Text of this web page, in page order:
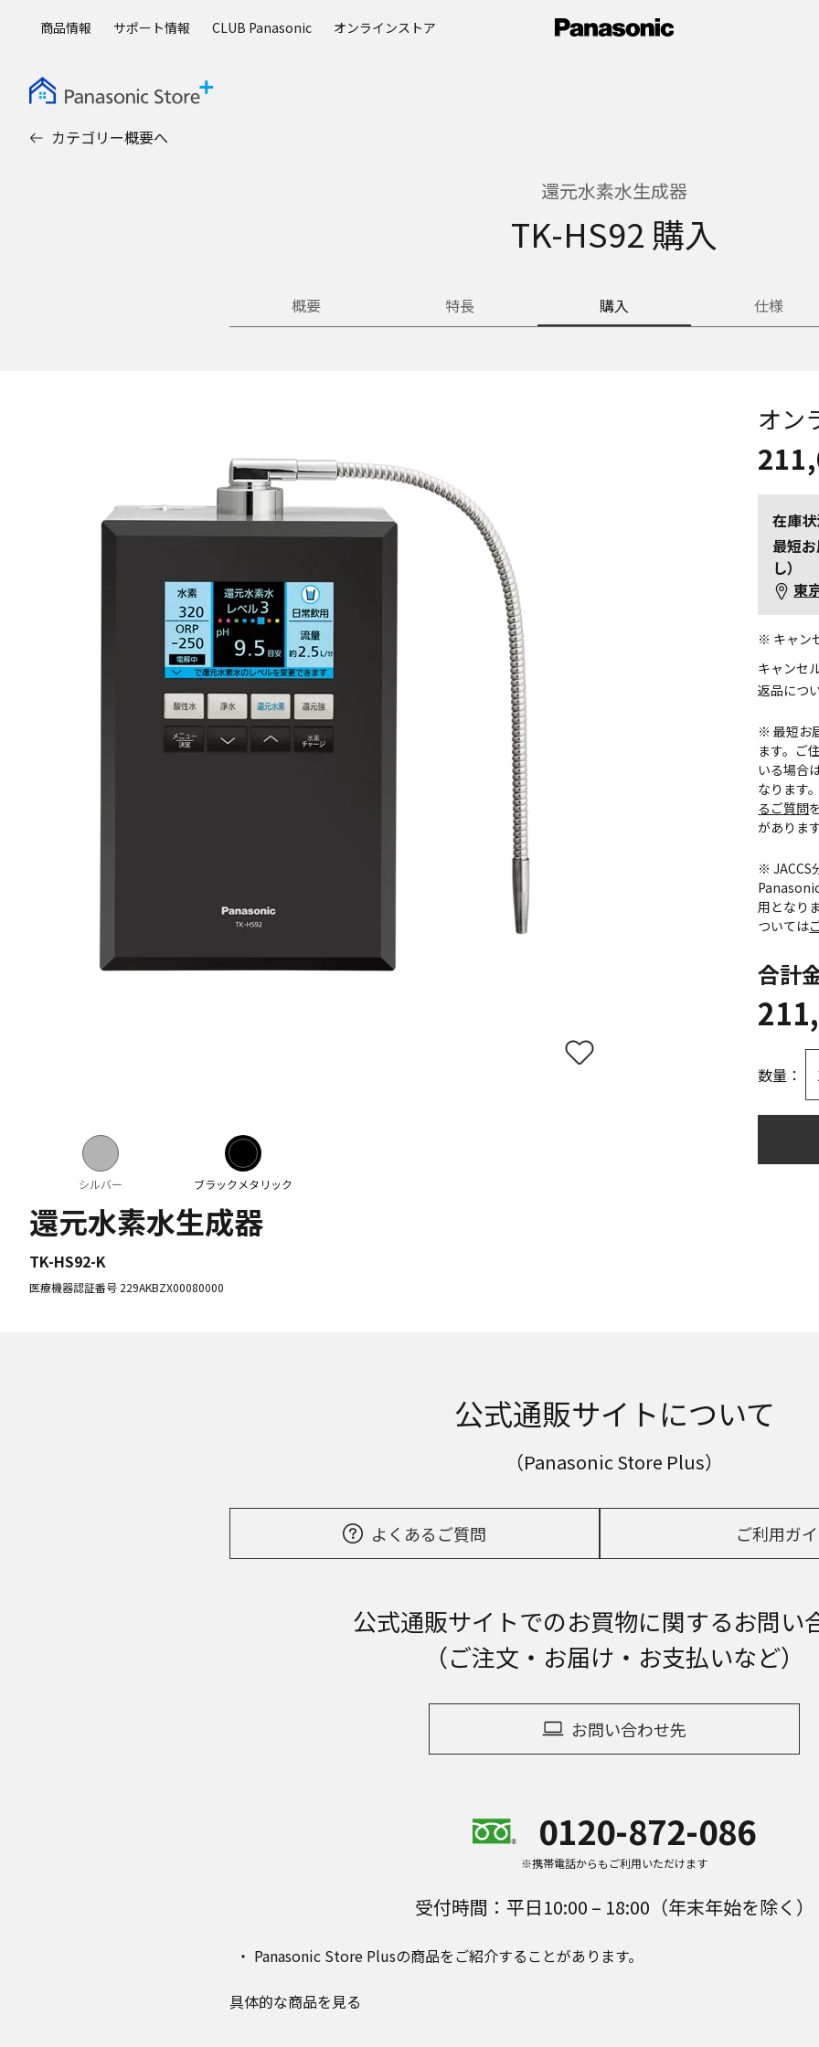
商品情報 サポート情報 CLUB Panasonic オンラインストア
カテゴリー概要へ
還元水素水生成器
TK-HS92 購入
概要 特長 購入 仕様
シルバー ブラックメタリック
還元水素水生成器
TK-HS92-K
医療機器認証番号 229AKBZX00080000
オン
在庫
最短
し）
東
※ キャン
キャンセ
返品につ
※ 最短お
ます。ご
いる場合
なります
るご質問
があります
※ JACCS
用となり
ついては
合計
数量：
公式通販サイトについて
（Panasonic Store Plus）
よくあるご質問 ご利用ガ
公式通販サイトでのお買物に関するお問い
（ご注文・お届け・お支払いなど）
お問い合わせ先
0120-872-086
※携帯電話からもご利用いただけます
受付時間：平日10:00 – 18:00（年末年始を除く）
Panasonic Store Plusの商品をご紹介することがあります。
具体的な商品を見る